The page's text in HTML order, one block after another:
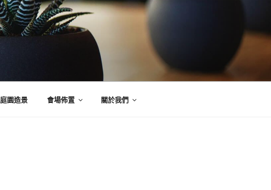
庭園造景 會場佈置 關於我們